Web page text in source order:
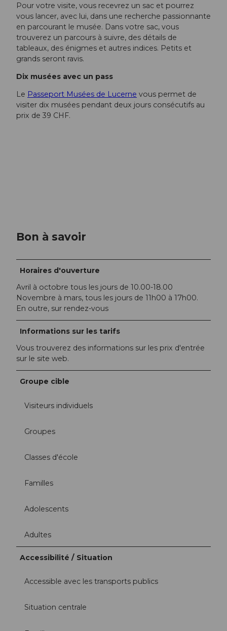
Pour votre visite, vous recevrez un sac et pourrez
vous lancer, avec lui, dans une recherche passionnante
en parcourant le musée. Dans votre sac, vous
trouverez un parcours à suivre, des détails de
tableaux, des énigmes et autres indices. Petits et
grands seront ravis.
Dix musées avec un pass
Le Passeport Musées de Lucerne vous permet de
visiter dix musées pendant deux jours consécutifs au
prix de 39 CHF.
Bon à savoir
Horaires d'ouverture
Avril à octobre tous les jours de 10.00-18.00
Novembre à mars, tous les jours de 11h00 à 17h00.
En outre, sur rendez-vous
Informations sur les tarifs
Vous trouverez des informations sur les prix d'entrée
sur le site web.
Groupe cible
Visiteurs individuels
Groupes
Classes d'école
Familles
Adolescents
Adultes
Accessibilité / Situation
Accessible avec les transports publics
Situation centrale